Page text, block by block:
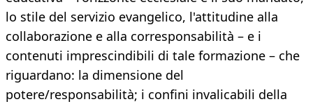
lo stile del servizio evangelico, l'attitudine alla
collaborazione e alla corresponsabilità – e i
contenuti imprescindibili di tale formazione – che
riguardano: la dimensione del
potere/responsabilità; i confini invalicabili della